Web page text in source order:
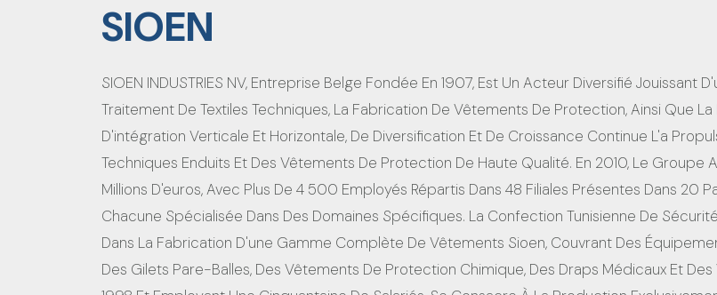
SIOEN
SIOEN INDUSTRIES NV, Entreprise Belge Fondée En 1907, Est Un Acteur Diversifié
Traitement De Textiles Techniques, La Fabrication De Vêtements De Protection, Ainsi Que
D'intégration Verticale Et Horizontale, De Diversification Et De Croissance Continue L'a
Techniques Enduits Et Des Vêtements De Protection De Haute Qualité. En 2010, Le
Millions D'euros, Avec Plus De 4 500 Employés Répartis Dans 48 Filiales Présentes Dans 20
Chacune Spécialisée Dans Des Domaines Spécifiques. La Confection Tunisienne De
Dans La Fabrication D'une Gamme Complète De Vêtements Sioen, Couvrant Des
Des Gilets Pare-Balles, Des Vêtements De Protection Chimique, Des Draps Médicaux Et